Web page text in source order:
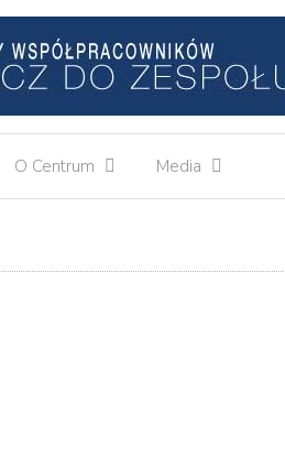
O Centrum Media